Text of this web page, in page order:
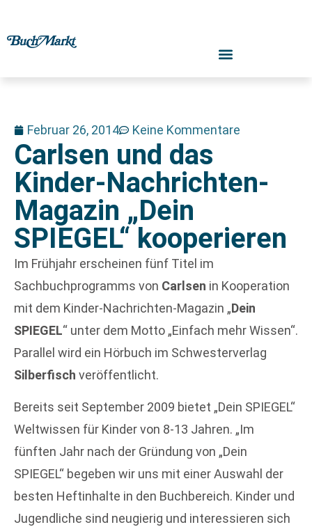
Februar 26, 2014 Keine Kommentare
Carlsen und das
Kinder-Nachrichten-
Magazin „Dein
SPIEGEL“ kooperieren
Im Frühjahr erscheinen fünf Titel im
Sachbuchprogramms von Carlsen in Kooperation
mit dem Kinder-Nachrichten-Magazin „Dein
SPIEGEL“ unter dem Motto „Einfach mehr Wissen“.
Parallel wird ein Hörbuch im Schwesterverlag
Silberfisch veröffentlicht.
Bereits seit September 2009 bietet „Dein SPIEGEL“
Weltwissen für Kinder von 8-13 Jahren. „Im
fünften Jahr nach der Gründung von „Dein
SPIEGEL“ begeben wir uns mit einer Auswahl der
besten Heftinhalte in den Buchbereich. Kinder und
Jugendliche sind neugierig und interessieren sich